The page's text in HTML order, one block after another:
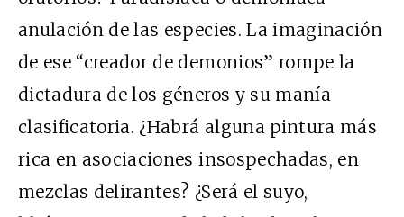
anulación de las especies. La imaginación
de ese “creador de demonios” rompe la
dictadura de los géneros y su manía
clasificatoria. ¿Habrá alguna pintura más
rica en asociaciones insospechadas, en
mezclas delirantes? ¿Será el suyo,